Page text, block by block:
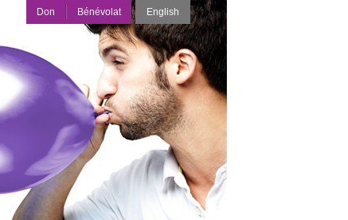
Don Bénévolat English